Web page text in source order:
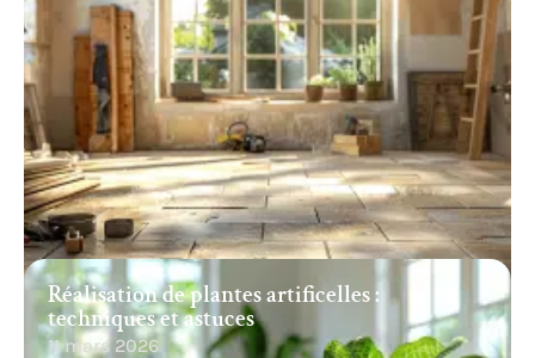
Réalisation de plantes artificelles :
techniques et astuces
11 mars 2026